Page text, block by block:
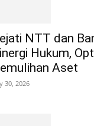
NTT dan
Hukum,
Aset
30, 2026